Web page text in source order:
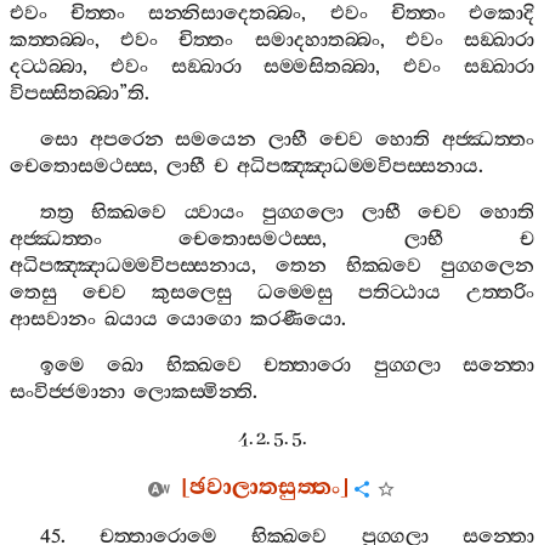
එවං
චිත‍්තං සන‍්නිසාදෙතබ‍්බං, එවං චිත‍්තං
එකොදි
කත‍්තබ‍්බං,එවං චිත‍්තං සමාදහාතබ‍්බං, එවං
සඞ‍්ඛාරා
දට‍්ඨබ‍්බා, එවං සඞ‍්ඛාරා සම‍්මසිතබ‍්බා,එවං
සඞ‍්ඛාරා
විපස‍්සිතබ‍්බා”ති.
සො අපරෙන සමයෙන ලාභී චෙව හොති අජ‍්ඣත‍්තං
චෙතොසමථස‍්ස, ලාභී ච අධිපඤ‍්ඤාධම‍්මවිපස‍්සනාය.
තත්‍ර
භික‍්ඛවෙ ය‍්වායං පුග‍්ගලො ලාභී චෙව
හොති
අජ‍්ඣත‍්තං
චෙතොසමථස‍්ස, ලාභී
ච
අධිපඤ‍්ඤාධම‍්මවිපස‍්සනාය, තෙන භික‍්ඛවෙ
පුග‍්ගලෙන
තෙසු
චෙව කුසලෙසු ධම‍්මෙසු පතිට‍්ඨාය
උත‍්තරිං
ආසවානං ඛයාය යොගො කරණීයො.
ඉමෙ
ඛො භික‍්ඛවෙ චත‍්තාරො පුග‍්ගලා
සන‍්තො
සංවිජ‍්ජමානා ලොකස‍්මින‍්ති.
4. 2. 5. 5.
[ඡවාලාතසුත‍්තං]
45. චත‍්තාරොමෙ භික‍්ඛවෙ පුග‍්ගලා
සන‍්තො